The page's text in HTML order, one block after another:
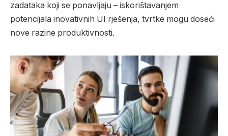
zadataka koji se ponavljaju – iskorištavanjem
potencijala inovativnih UI rješenja, tvrtke mogu doseći
nove razine produktivnosti.